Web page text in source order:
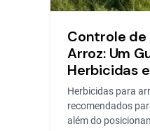
Controle de
Arroz: Um
Herbicidas
Herbicidas para
recomendados
além do